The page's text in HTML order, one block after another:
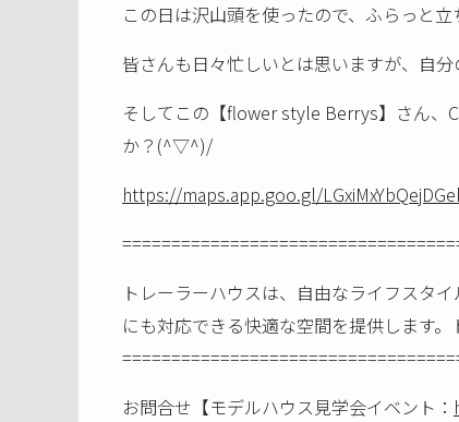
この日は沢山頭を使ったので、ふらっと
皆さんも日々忙しいとは思いますが、自
そしてこの【flower style Berrys】さん、
か？(^▽^)/
https://maps.app.goo.gl/
トレーラーハウスは、自由なライフスタ
にも対応できる快適な空間を提供します
お問合せ【モデルハウス見学会イベント：